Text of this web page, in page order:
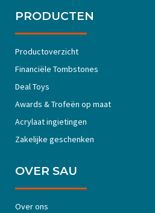
PRODUCTEN
Productoverzicht
Financiële Tombstones
Deal Toys
Awards & Trofeën op maat
Acrylaat ingietingen
Zakelijke geschenken
OVER SAU
Over ons